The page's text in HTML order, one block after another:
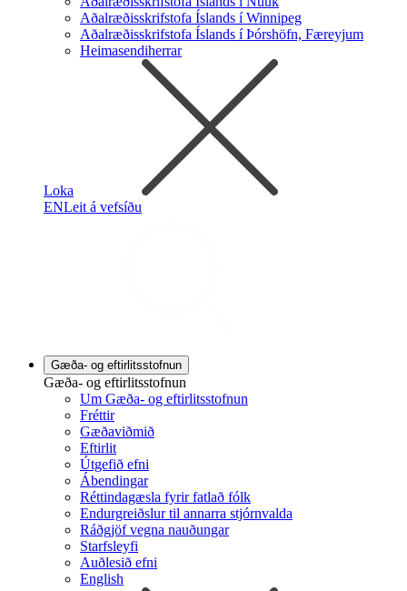
Aðalræðisskrifstofa Íslands í Winnipeg
Aðalræðisskrifstofa Íslands í Þórshöfn, Færeyjum
Heimasendiherrar
Loka
ENLeit á vefsíðu
Gæða- og eftirlitsstofnun
Gæða- og eftirlitsstofnun
Um Gæða- og eftirlitsstofnun
Fréttir
Gæðaviðmið
Eftirlit
Útgefið efni
Ábendingar
Réttindagæsla fyrir fatlað fólk
Endurgreiðslur til annarra stjórnvalda
Ráðgjöf vegna nauðungar
Starfsleyfi
Auðlesið efni
English